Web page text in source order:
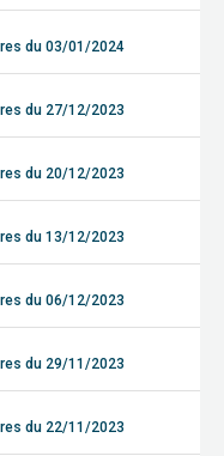
du 03/01/2024
du 27/12/2023
du 20/12/2023
du 13/12/2023
du 06/12/2023
du 29/11/2023
du 22/11/2023